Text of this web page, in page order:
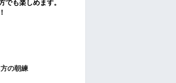
も楽しめます。
の朝練